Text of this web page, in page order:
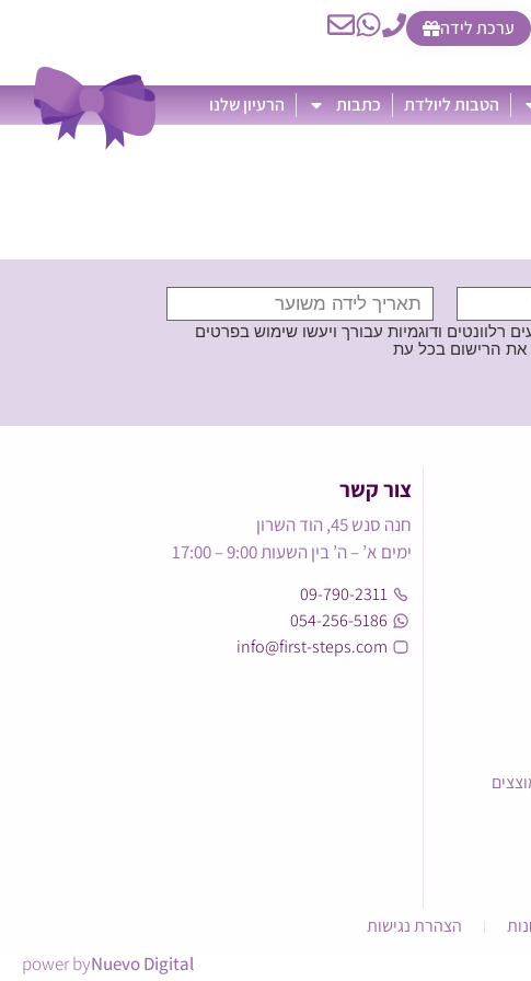
ערכת לידה
הטבות ליולדת כתבות הרעיון שלנו
רלוונטים ודוגמיות עבורך ויעשו שימוש בפרטים
צור קשר
חנה סנש 45, הוד השרון
ימים א’ – ה’ בין השעות 9:00 – 17:00
09-790-2311
054-256-5186
info@first-steps.com
הצהרת נגישות
power byNuevo Digital